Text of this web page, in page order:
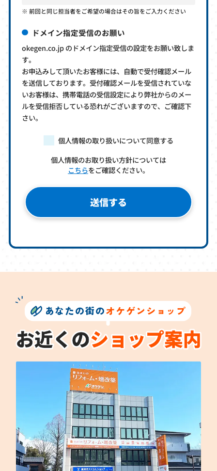
前回と同じ担当者をご希望の場合はその旨をご入力ください
ドメイン指定受信のお願い
okegen.co.jp のドメイン指定受信の設定をお願い致しま
す。
お申込みして頂いたお客様には、自動で受付確認メール
を送信しております。受付確認メールを受信されていな
いお客様は、携帯電話の受信設定により弊社からのメー
ルを受信拒否している恐れがございますので、ご確認下
さい。
個人情報の取り扱いについて同意する
個人情報のお取り扱い方針については
こちらをご確認ください。
あなたの街のオケゲンショップ